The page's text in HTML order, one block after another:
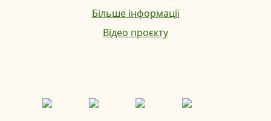
Більше інформації
Відео проєкту